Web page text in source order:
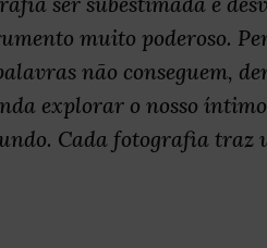
muito poderoso.
não conseguem,
explorar o nosso
Cada fotografia traz